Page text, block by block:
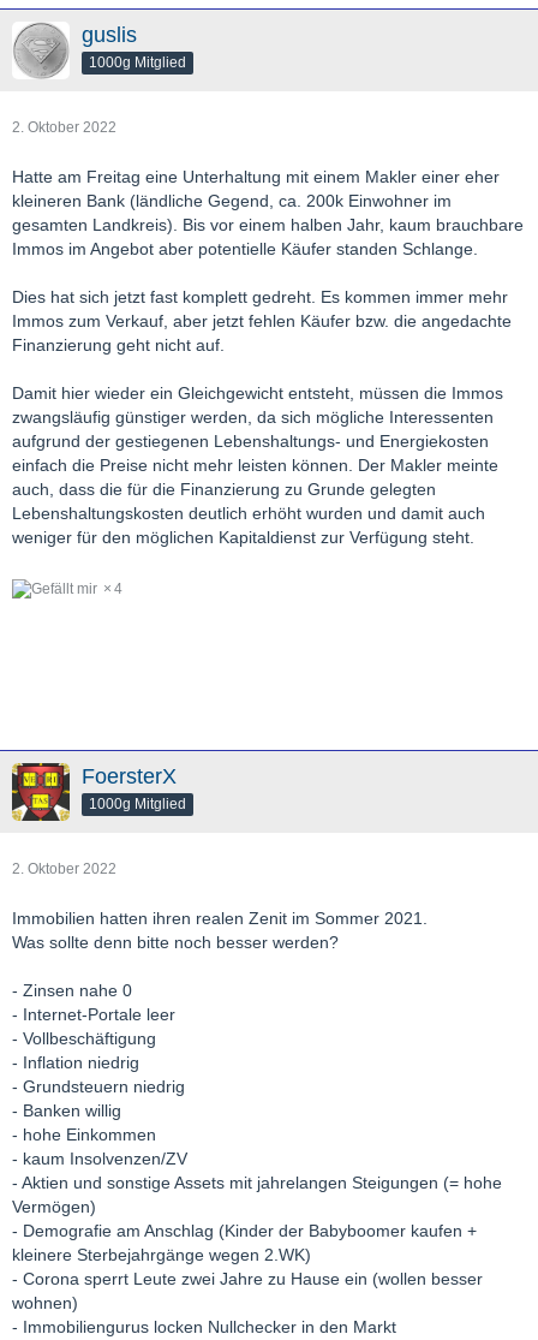
guslis
1000g Mitglied
2. Oktober 2022
Hatte am Freitag eine Unterhaltung mit einem Makler einer eher
kleineren Bank (ländliche Gegend, ca. 200k Einwohner im
gesamten Landkreis). Bis vor einem halben Jahr, kaum brauchbare
Immos im Angebot aber potentielle Käufer standen Schlange.
Dies hat sich jetzt fast komplett gedreht. Es kommen immer mehr
Immos zum Verkauf, aber jetzt fehlen Käufer bzw. die angedachte
Finanzierung geht nicht auf.
Damit hier wieder ein Gleichgewicht entsteht, müssen die Immos
zwangsläufig günstiger werden, da sich mögliche Interessenten
aufgrund der gestiegenen Lebenshaltungs- und Energiekosten
einfach die Preise nicht mehr leisten können. Der Makler meinte
auch, dass die für die Finanzierung zu Grunde gelegten
Lebenshaltungskosten deutlich erhöht wurden und damit auch
weniger für den möglichen Kapitaldienst zur Verfügung steht.
4
FoersterX
1000g Mitglied
2. Oktober 2022
Immobilien hatten ihren realen Zenit im Sommer 2021.
Was sollte denn bitte noch besser werden?
- Zinsen nahe 0
- Internet-Portale leer
- Vollbeschäftigung
- Inflation niedrig
- Grundsteuern niedrig
- Banken willig
- hohe Einkommen
- kaum Insolvenzen/ZV
- Aktien und sonstige Assets mit jahrelangen Steigungen (= hohe
Vermögen)
- Demografie am Anschlag (Kinder der Babyboomer kaufen +
kleinere Sterbejahrgänge wegen 2.WK)
- Corona sperrt Leute zwei Jahre zu Hause ein (wollen besser
wohnen)
- Immobiliengurus locken Nullchecker in den Markt